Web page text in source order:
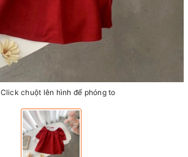
Click chuột lên hình để phóng to